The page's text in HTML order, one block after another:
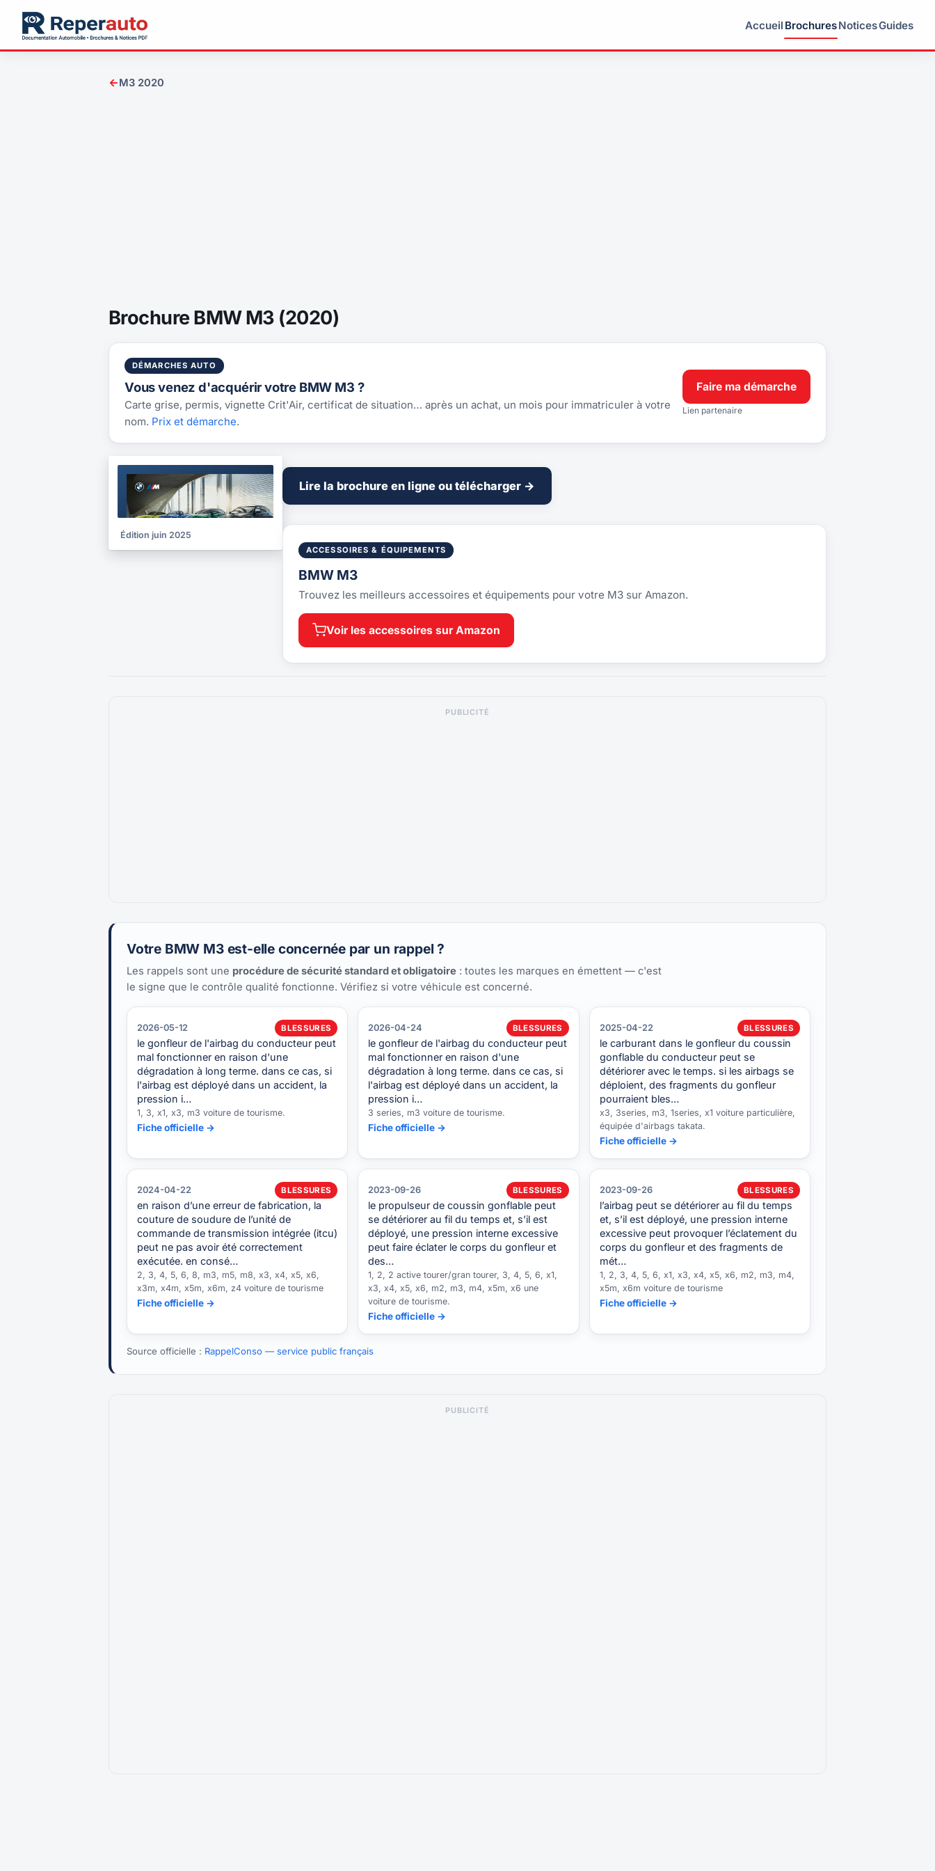
Accueil BrochuresNoticesGuides
←M3 2020
Brochure BMW M3 (2020)
DÉMARCHES AUTO
Vous venez d'acquérir votre BMW M3 ?
Carte grise, permis, vignette Crit'Air, certificat de situation… après un achat, un mois pour immatriculer à votre
nom. Prix et démarche.
Faire ma démarche
Lien partenaire
BROCHURE
2025
Édition juin 2025
Lire la brochure en ligne ou télécharger →
ACCESSOIRES & ÉQUIPEMENTS
BMW M3
Trouvez les meilleurs accessoires et équipements pour votre M3 sur Amazon.
Voir les accessoires sur Amazon
PUBLICITÉ
Votre BMW M3 est-elle concernée par un rappel ?
Les rappels sont une procédure de sécurité standard et obligatoire : toutes les marques en émettent — c'est
le signe que le contrôle qualité fonctionne. Vérifiez si votre véhicule est concerné.
2026-05-12 BLESSURES
le gonfleur de l'airbag du conducteur peut
mal fonctionner en raison d'une
dégradation à long terme. dans ce cas, si
l'airbag est déployé dans un accident, la
pression i…
1, 3, x1, x3, m3 voiture de tourisme.
Fiche officielle →
2026-04-24 BLESSURES
le gonfleur de l'airbag du conducteur peut
mal fonctionner en raison d'une
dégradation à long terme. dans ce cas, si
l'airbag est déployé dans un accident, la
pression i…
3 series, m3 voiture de tourisme.
Fiche officielle →
2025-04-22 BLESSURES
le carburant dans le gonfleur du coussin
gonflable du conducteur peut se
détériorer avec le temps. si les airbags se
déploient, des fragments du gonfleur
pourraient bles…
x3, 3series, m3, 1series, x1 voiture particulière,
équipée d'airbags takata.
Fiche officielle →
2024-04-22 BLESSURES
en raison d’une erreur de fabrication, la
couture de soudure de l’unité de
commande de transmission intégrée (itcu)
peut ne pas avoir été correctement
exécutée. en consé…
2, 3, 4, 5, 6, 8, m3, m5, m8, x3, x4, x5, x6,
x3m, x4m, x5m, x6m, z4 voiture de tourisme
Fiche officielle →
2023-09-26 BLESSURES
le propulseur de coussin gonflable peut
se détériorer au fil du temps et, s’il est
déployé, une pression interne excessive
peut faire éclater le corps du gonfleur et
des…
1, 2, 2 active tourer/gran tourer, 3, 4, 5, 6, x1,
x3, x4, x5, x6, m2, m3, m4, x5m, x6 une
voiture de tourisme.
Fiche officielle →
2023-09-26 BLESSURES
l’airbag peut se détériorer au fil du temps
et, s’il est déployé, une pression interne
excessive peut provoquer l’éclatement du
corps du gonfleur et des fragments de
mét…
1, 2, 3, 4, 5, 6, x1, x3, x4, x5, x6, m2, m3, m4,
x5m, x6m voiture de tourisme
Fiche officielle →
Source officielle : RappelConso — service public français
PUBLICITÉ